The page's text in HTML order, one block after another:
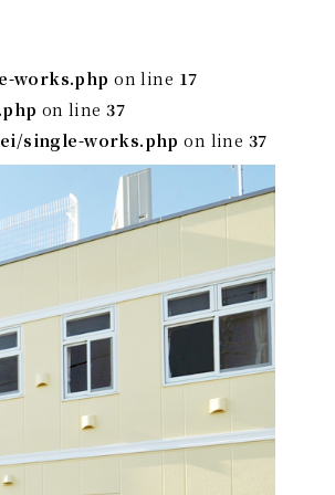
works.php on line 17
on line37
single-works.php on line 37